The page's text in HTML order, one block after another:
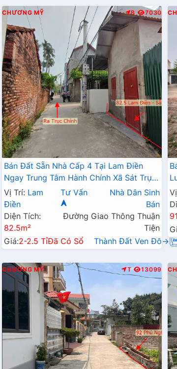
CHƯƠNG MỸ B 7030
Bán Đất Sẵn Nhà Cấp 4 Tại Lam Điền
Ngay Trung Tâm Hành Chính Xã Sát Trục
Kinh Doanh Giá Chỉ Hơn 2 Tỷ
Vị Trí: Lam
Điền
Tư Vấn
Nhà Dân Sinh
Bán
Diện Tích:
82.5m²
Đường Giao Thông Thuận
Tiện
Giá:2-2.5 TỉĐã Có Sổ Thành Đất Ven Đô→
CHƯƠNG MỸ T 13099